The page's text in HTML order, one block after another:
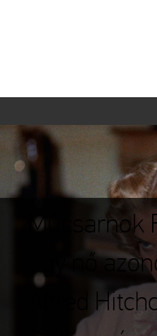
Műcsarnok
Egy nő
Alfred